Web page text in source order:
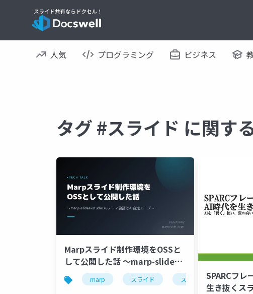
人気 プログラミング ビジネス
タグ #スライド に関す
Marpスライド制作環境をOSSと
して公開した話 〜marp-slides-
studio のテーマ設計とAI自走ル
ープ〜
marp スライド スライド作成 oss
SPARCフレ
生き抜くス